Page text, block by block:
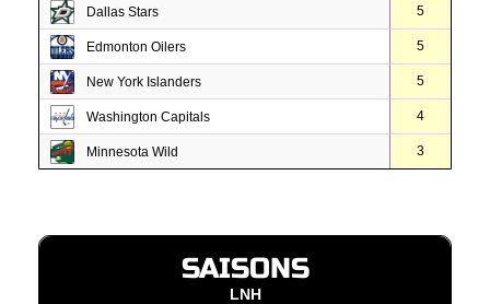
Dallas Stars 5
Edmonton Oilers 5
New York Islanders 5
Washington Capitals 4
Minnesota Wild 3
SAISONS
LNH